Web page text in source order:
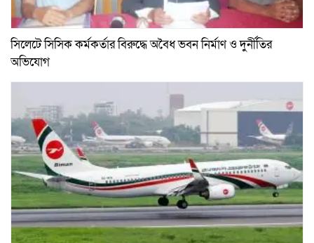
সিলেটে সিসিক কর্মকর্তার বিরুদ্ধে অবৈধ ভবন নির্মাণ ও দুর্নীতির
অভিযোগ